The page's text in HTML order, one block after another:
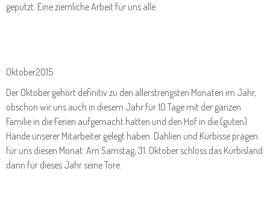
geputzt. Eine ziemliche Arbeit für uns alle.
Oktober2015
Der Oktober gehört definitiv zu den allerstrengsten Monaten im Jahr,
obschon wir uns auch in diesem Jahr für 10 Tage mit der ganzen
Familie in die Ferien aufgemacht hatten und den Hof in die (guten)
Hände unserer Mitarbeiter gelegt haben. Dahlien und Kürbisse prägen
für uns diesen Monat. Am Samstag, 31. Oktober schloss das Kürbisland
dann für dieses Jahr seine Tore.